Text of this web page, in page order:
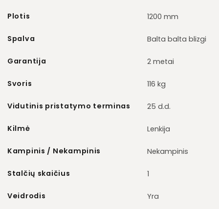
Plotis 1200 mm
Spalva Balta balta blizgi
Garantija 2 metai
Svoris 116 kg
Vidutinis pristatymo terminas 25 d.d.
Kilmė Lenkija
Kampinis / Nekampinis Nekampinis
Stalčių skaičius 1
Veidrodis Yra